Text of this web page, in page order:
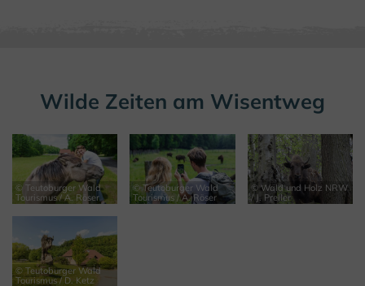
Wilde Zeiten am Wisentweg
© Teutoburger Wald
Tourismus / A. Röser
© Teutoburger Wald
Tourismus / A. Röser
© Wald und Holz NRW
/ J. Preller
© Teutoburger Wald
Tourismus / D. Ketz